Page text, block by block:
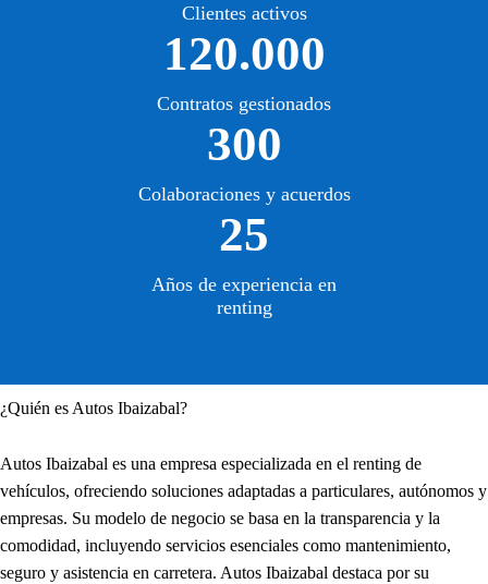
Clientes activos
120.000
Contratos gestionados
300
Colaboraciones y acuerdos
25
Años de experiencia en
renting
¿Quién es Autos Ibaizabal?
Autos Ibaizabal es una empresa especializada en el renting de
vehículos, ofreciendo soluciones adaptadas a particulares, autónomos y
empresas. Su modelo de negocio se basa en la transparencia y la
comodidad, incluyendo servicios esenciales como mantenimiento,
seguro y asistencia en carretera. Autos Ibaizabal destaca por su